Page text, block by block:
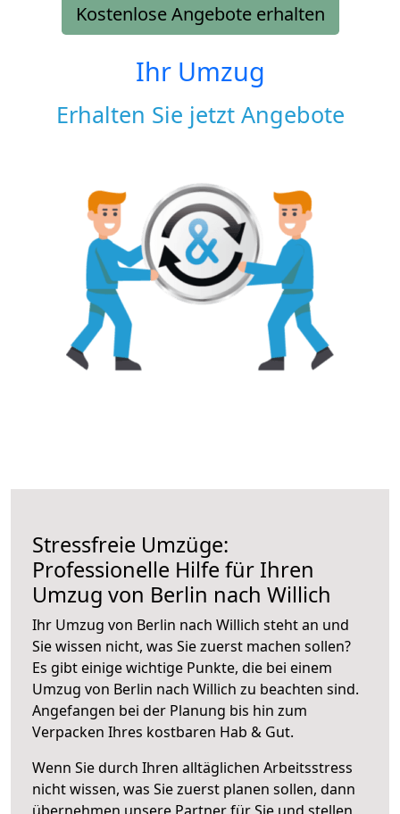
Kostenlose Angebote erhalten
Ihr Umzug
Erhalten Sie jetzt Angebote
Stressfreie Umzüge:
Professionelle Hilfe für Ihren
Umzug von Berlin nach Willich
Ihr Umzug von Berlin nach Willich steht an und
Sie wissen nicht, was Sie zuerst machen sollen?
Es gibt einige wichtige Punkte, die bei einem
Umzug von Berlin nach Willich zu beachten sind.
Angefangen bei der Planung bis hin zum
Verpacken Ihres kostbaren Hab & Gut.
Wenn Sie durch Ihren alltäglichen Arbeitsstress
nicht wissen, was Sie zuerst planen sollen, dann